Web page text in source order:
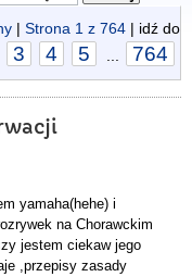
| Strona 1 z 764 | idź do
3 4 5 764
yamaha(hehe) i
na Chorawckim
jestem ciekaw jego
,przepisy zasady